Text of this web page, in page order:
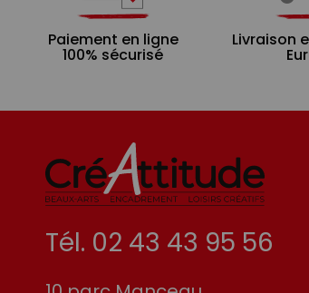
Paiement en ligne
100% sécurisé
Livraison
Tél. 02 43 43 95 56